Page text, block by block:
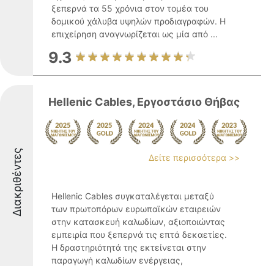
ξεπερνά τα 55 χρόνια στον τομέα του
δομικού χάλυβα υψηλών προδιαγραφών. Η
επιχείρηση αναγνωρίζεται ως μία από ...
9.3
Διακριθέντες
Hellenic Cables, Εργοστάσιο Θήβας
Δείτε περισσότερα >>
Hellenic Cables συγκαταλέγεται μεταξύ
των πρωτοπόρων ευρωπαϊκών εταιρειών
στην κατασκευή καλωδίων, αξιοποιώντας
εμπειρία που ξεπερνά τις επτά δεκαετίες.
Η δραστηριότητά της εκτείνεται στην
παραγωγή καλωδίων ενέργειας,